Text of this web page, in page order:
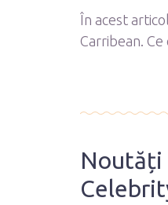
În acest
Carribean.
Noutăți